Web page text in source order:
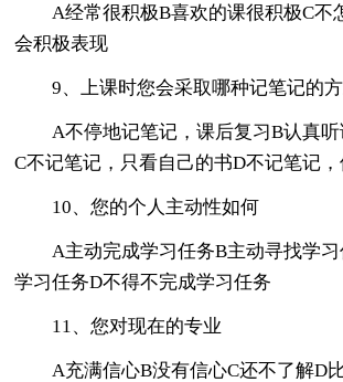
A经常很积极B喜欢的课很积极C不
会积极表现
9、上课时您会采取哪种记笔记的
A不停地记笔记，课后复习B认真
C不记笔记，只看自己的书D不记笔记
10、您的个人主动性如何
A主动完成学习任务B主动寻找学
学习任务D不得不完成学习任务
11、您对现在的专业
A充满信心B没有信心C还不了解D